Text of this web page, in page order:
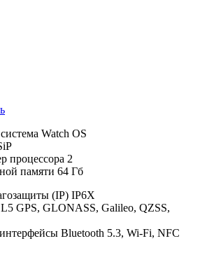
Watch OS
процессора 2
памяти 64 Гб
(IP) IP6X
GPS, GLONASS, Galileo, QZSS,
Bluetooth 5.3, Wi-Fi, NFC